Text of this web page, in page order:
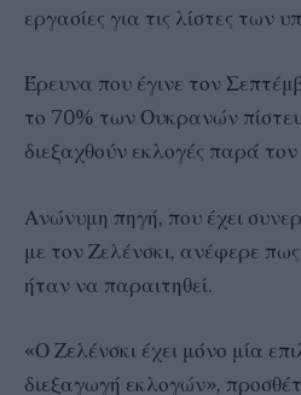
εργασίες για τις λίστες των
Έρευνα που έγινε τον
το 70% των Ουκρανών
διεξαχθούν εκλογές παρά
Ανώνυμη πηγή, που έχει
με τον Ζελένσκι, ανέφερε
ήταν να παραιτηθεί.
«Ο Ζελένσκι έχει μόνο μία
διεξαγωγή εκλογών»,